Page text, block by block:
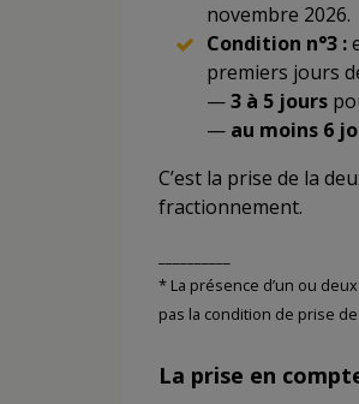
novembre 2026.
Condition n°3 :
premiers jours
—3 à 5 jours
— au moins 6
C’est la prise de la
fractionnement.
* La présence d’un ou
pas la condition de prise
La prise en